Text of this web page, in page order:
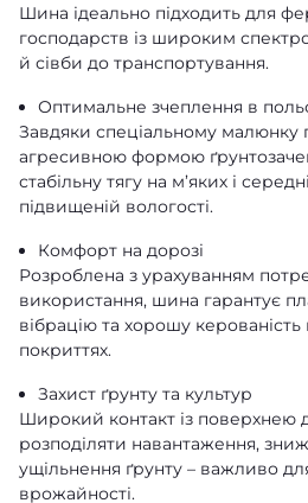
Шина ідеально підходить для
господарств із широким
й сівби до транспортування.
Оптимальне зчеплення в
Завдяки спеціальному малюнку
агресивною формою
стабільну тягу на м’яких і
підвищеній вологості.
Комфорт на дорозі
Розроблена з урахуванням
використання, шина гарантує
вібрацію та хорошу
покриттях.
Захист ґрунту та культур
Широкий контакт із поверхнею
розподіляти навантаження,
ущільнення ґрунту – важливо
врожайності.